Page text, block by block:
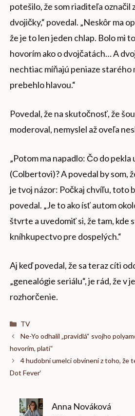
potešilo, že som riaditeľa označil
dvojičky,“ povedal. „Neskôr ma
že je to len jeden chlap. Bolo mi
hovorím ako o dvojčatách… A
nechtiac míňajú peniaze starého
prebehlo hlavou.“
Povedal, že na skutočnosť, že
moderoval, nemyslel až oveľa
„Potom ma napadlo: Čo do
(Colbertovi)? A povedal by som,
je tvoj názor: Počkaj chvíľu, toto
povedal. „Je to ako ísť autom
štvrte a uvedomiť si, že tam, kde
kníhkupectvo pre dospelých.“
Aj keď povedal, že sa teraz cíti
„genealógie seriálu“, je rád, že v
rozhorčenie.
Kategórie
TV
Ne-Yo odhalil „pravidlá“ svojho
hovorím, platí“
4 hudobní umelci obvinení z toho, že
Dot Fever‘
Anna Nováková